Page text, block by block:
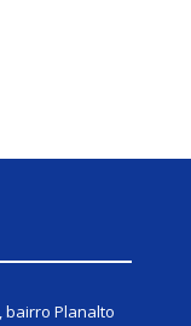
bairro Planalto